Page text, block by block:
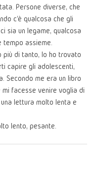
Persone diverse, che
c'è qualcosa che gli
sia un legame, qualcosa
assieme.
più di tanto, lo ho trovato
capire gli adolescenti,
Secondo me era un libro
facesse venire voglia di
lettura molto lenta e
lento, pesante.